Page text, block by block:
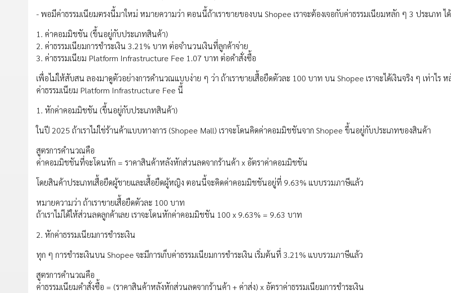
- พอมีค่าธรรมเนียมตรงนี้มาใหม่ หมายความว่า ตอนนี้ถ้าเราขายของบน Shopee เราจะต้องเจอกับค่าธรรมเนียมหลัก ๆ 3 ประเภท ไ
1. ค่าคอมมิชชัน (ขึ้นอยู่กับประเภทสินค้า)
2. ค่าธรรมเนียมการชำระเงิน 3.21% บาท ต่อจำนวนเงินที่ลูกค้าจ่าย
3. ค่าธรรมเนียม Platform Infrastructure Fee 1.07 บาท ต่อคำสั่งซื้อ
เพื่อไม่ให้สับสน ลองมาดูตัวอย่างการคำนวณแบบง่าย ๆ ว่า ถ้าเราขายเสื้อยืดตัวละ 100 บาท บน Shopee เราจะได้เงินจริง ๆ เท่าไร ห
ค่าธรรมเนียม Platform Infrastructure Fee นี้
1. หักค่าคอมมิชชัน (ขึ้นอยู่กับประเภทสินค้า)
ในปี 2025 ถ้าเราไม่ใช่ร้านค้าแบบทางการ (Shopee Mall) เราจะโดนคิดค่าคอมมิชชันจาก Shopee ขึ้นอยู่กับประเภทของสินค้า
สูตรการคำนวณคือ
ค่าคอมมิชชันที่จะโดนหัก = ราคาสินค้าหลังหักส่วนลดจากร้านค้า x อัตราค่าคอมมิชชัน
โดยสินค้าประเภทเสื้อยืดผู้ชายและเสื้อยืดผู้หญิง ตอนนี้จะคิดค่าคอมมิชชันอยู่ที่ 9.63% แบบรวมภาษีแล้ว
หมายความว่า ถ้าเราขายเสื้อยืดตัวละ 100 บาท
ถ้าเราไม่ได้ให้ส่วนลดลูกค้าเลย เราจะโดนหักค่าคอมมิชชัน 100 x 9.63% = 9.63 บาท
2. หักค่าธรรมเนียมการชำระเงิน
ทุก ๆ การชำระเงินบน Shopee จะมีการเก็บค่าธรรมเนียมการชำระเงิน เริ่มต้นที่ 3.21% แบบรวมภาษีแล้ว
สูตรการคำนวณคือ
ค่าธรรมเนียมคำสั่งซื้อ = (ราคาสินค้าหลังหักส่วนลดจากร้านค้า + ค่าส่ง) x อัตราค่าธรรมเนียมการชำระเงิน